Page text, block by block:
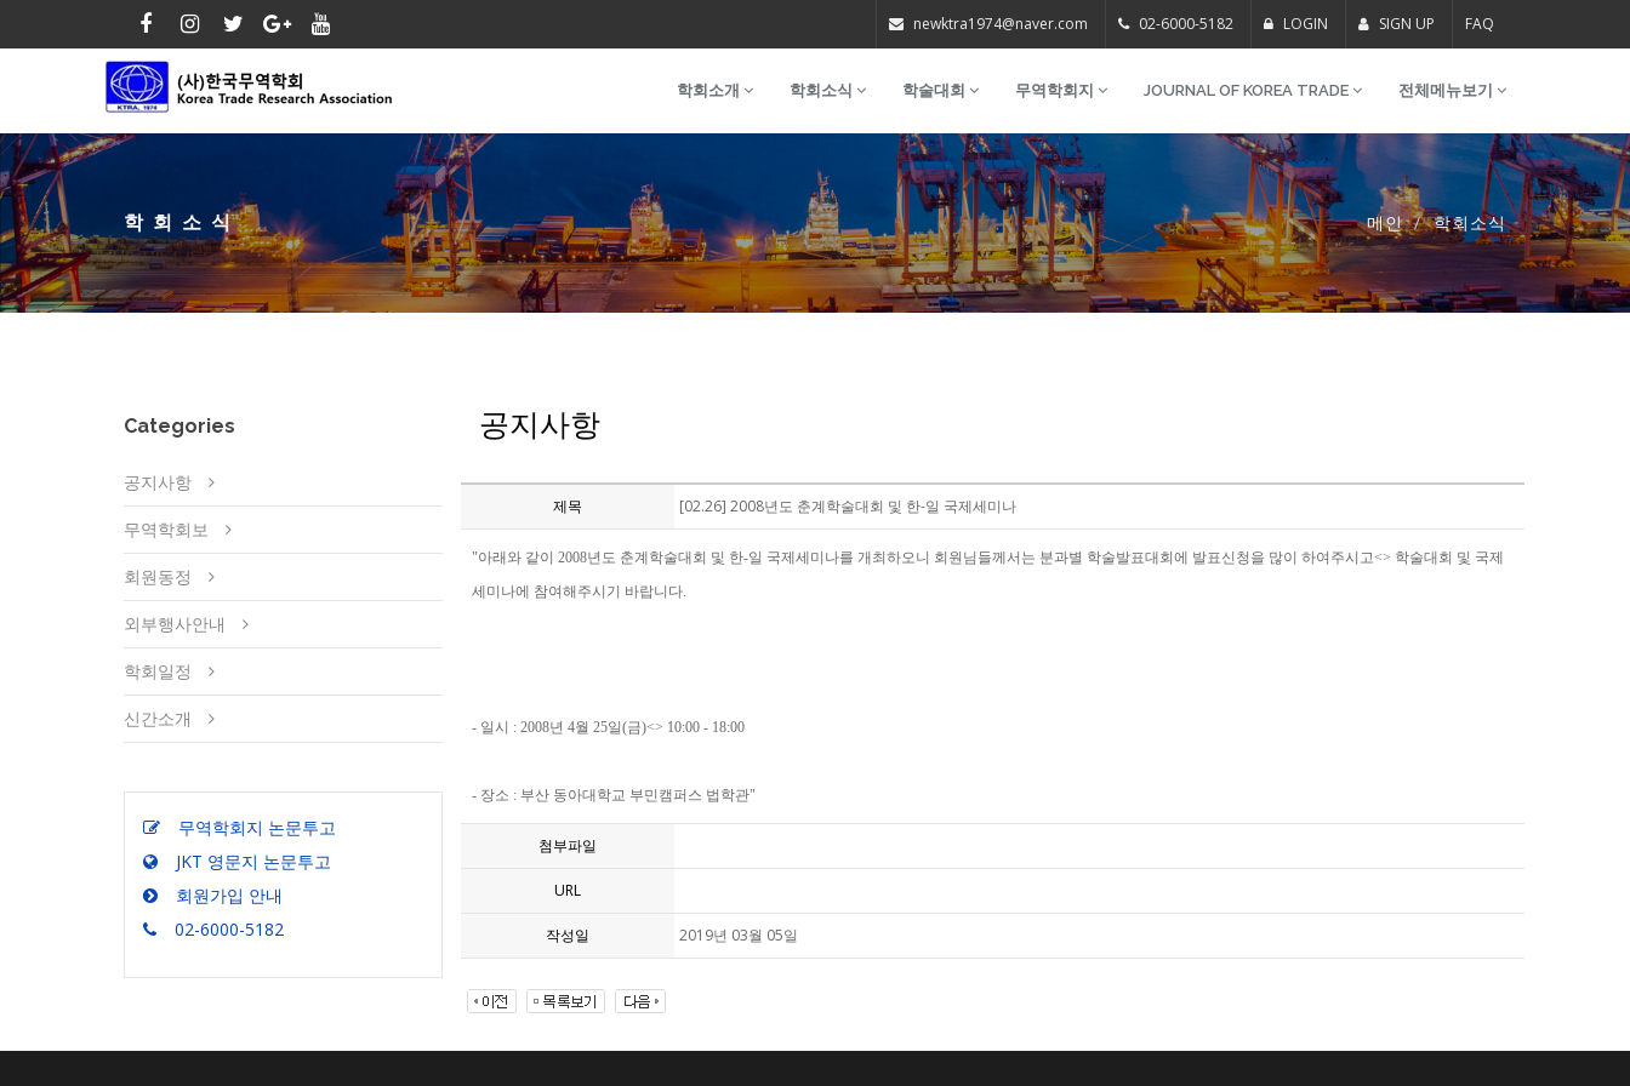
newktra1974@naver.com 02-6000-5182 LOGIN SIGN UP FAQ
학회소개 학회소식 학술대회 무역학회지 JOURNAL OF KOREA TRADE 전체메뉴보기
학회소식 메인 학회소식
Categories
공지사항
무역학회보
회원동정
외부행사안내
학회일정
신간소개
무역학회지 논문투고
JKT 영문지 논문투고
회원가입 안내
02-6000-5182
공지사항
제목 [02.26] 2008년도 춘계학술대회 및 한-일 국제세미나
"아래와 같이 2008년도 춘계학술대회 및 한-일 국제세미나를 개최하오니 회원님들께서는 분과별 학술발표대회에 발표신청을 많이 하여주시고<> 학술대회 및 국제
세미나에 참여해주시기 바랍니다.
- 일시 : 2008년 4월 25일(금)<> 10:00 - 18:00
- 장소 : 부산 동아대학교 부민캠퍼스 법학관"
첨부파일
URL
작성일 2019년 03월 05일